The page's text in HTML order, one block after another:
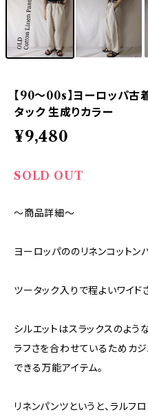
【90～00s】ヨーロッパ古
タック 生成りカラー
¥9,480
SOLD OUT
～商品詳細～
ヨーロッパののリネンコットン
ツータック入りで程よいワイド
シルエットはスラックスのよ
ラフさを合わせているためカ
できる万能アイテム。
リネンパンツというと、ラルフ